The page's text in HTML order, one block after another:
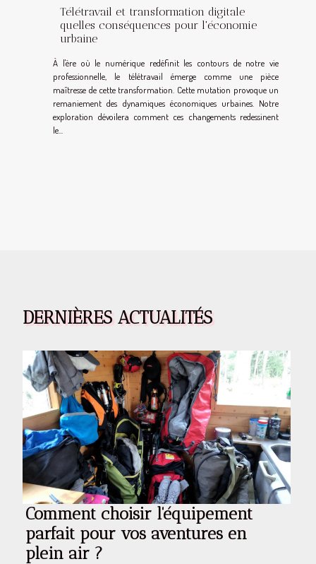
Télétravail et transformation digitale
quelles conséquences pour l'économie
urbaine
À l'ère où le numérique redéfinit les contours de notre vie
professionnelle, le télétravail émerge comme une pièce
maîtresse de cette transformation. Cette mutation provoque un
remaniement des dynamiques économiques urbaines. Notre
exploration dévoilera comment ces changements redessinent
le...
DERNIÈRES ACTUALITÉS
Comment choisir l'équipement
parfait pour vos aventures en
plein air ?